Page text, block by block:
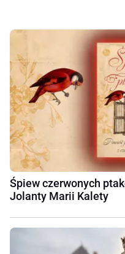
Śpiew czerwonych
Jolanty Marii Kalety